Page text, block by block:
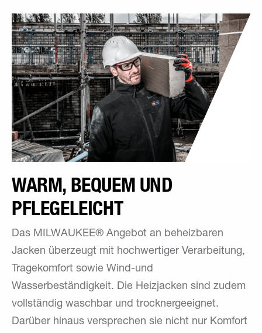
WARM, BEQUEM UND
PFLEGELEICHT
Das MILWAUKEE® Angebot an beheizbaren
Jacken überzeugt mit hochwertiger Verarbeitung,
Tragekomfort sowie Wind-und
Wasserbeständigkeit. Die Heizjacken sind zudem
vollständig waschbar und trocknergeeignet.
Darüber hinaus versprechen sie nicht nur Komfort